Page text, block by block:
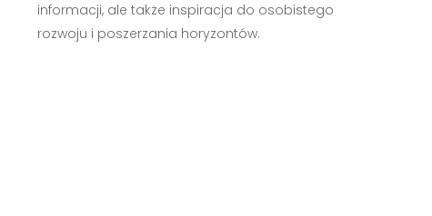
informacji, ale także inspiracja do osobistego
rozwoju i poszerzania horyzontów.